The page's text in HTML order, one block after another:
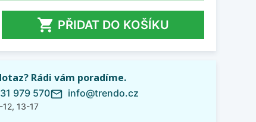
 PŘIDAT DO KOŠÍKU
Rádi vám poradíme.
979 570
12, 13-17
mail_outline info@trendo.cz